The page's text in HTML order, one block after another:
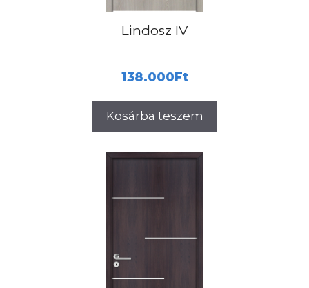
Lindosz IV
138.000Ft
Kosárba teszem